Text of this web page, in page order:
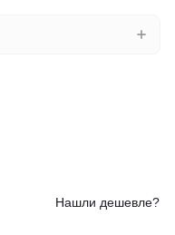
Нашли дешевле?